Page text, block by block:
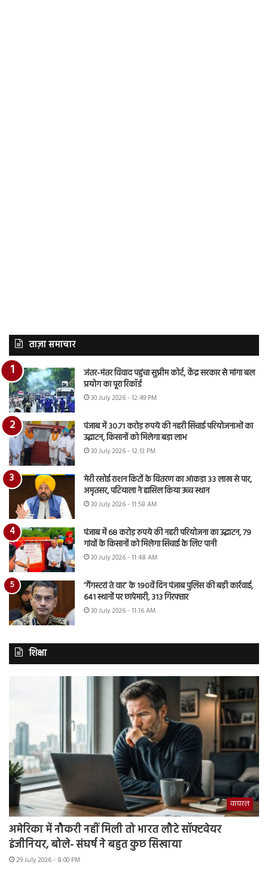
ताज़ा समाचार
जंतर-मंतर विवाद पहुंचा सुप्रीम कोर्ट, केंद्र सरकार से मांगा बल
प्रयोग का पूरा रिकॉर्ड
30 July 2026 - 12:49 PM
पंजाब में 30.71 करोड़ रुपये की नहरी सिंचाई परियोजनाओं का
उद्घाटन, किसानों को मिलेगा बड़ा लाभ
30 July 2026 - 12:13 PM
मेरी रसोई राशन किटों के वितरण का आंकड़ा 33 लाख से पार,
अमृतसर, पटियाला ने हासिल किया उच्च स्थान
30 July 2026 - 11:58 AM
पंजाब में 68 करोड़ रुपये की नहरी परियोजना का उद्घाटन, 79
गांवों के किसानों को मिलेगा सिंचाई के लिए पानी
30 July 2026 - 11:48 AM
‘गैंगस्टरां ते वार’ के 190वें दिन पंजाब पुलिस की बड़ी कार्रवाई,
641 स्थानों पर छापेमारी, 313 गिरफ्तार
30 July 2026 - 11:16 AM
शिक्षा
वायरल
अमेरिका में नौकरी नहीं मिली तो भारत लौटे सॉफ्टवेयर
इंजीनियर, बोले- संघर्ष ने बहुत कुछ सिखाया
29 July 2026 - 8:00 PM